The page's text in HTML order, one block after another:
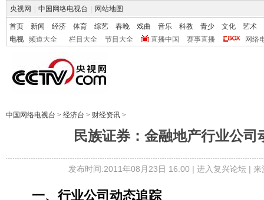
央视网 中国网络电视台 网站地图
首页 新闻 经济 体育 综艺 春晚 戏曲 音乐 科教 青少 文化
艺术
电视
频道大全 栏目大全 节目大全 直播中国 赛事直播 网络
中国网络电视台 > 经济台 > 财经资讯 >
民族证券：金融地产行业公司
发布时间:2011年08月23日 16:00 | 进入复兴论坛| 来
一、行业公司动态追踪